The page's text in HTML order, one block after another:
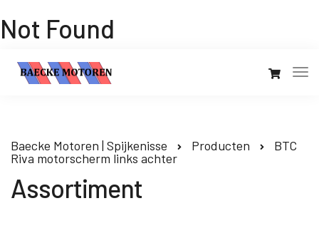
Not Found
Baecke Motoren | Spijkenisse Producten
BTC
Riva motorscherm links achter
Assortiment